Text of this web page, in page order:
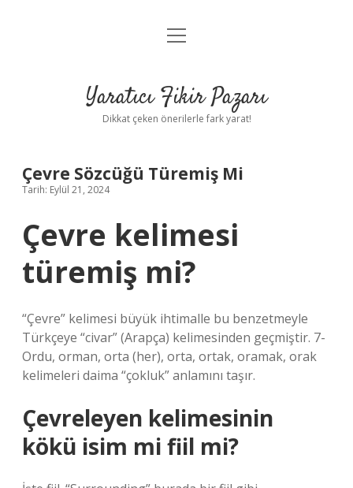
Anasayfa
Yasal Uyarı
menüyü
Yaratıcı Fikir Pazarı
Dikkat çeken önerilerle fark yarat!
Çevre Sözcüğü Türemiş Mi
Tarih: Eylül 21, 2024
Çevre kelimesi
türemiş mi?
“Çevre” kelimesi büyük ihtimalle bu benzetmeyle
Türkçeye “civar” (Arapça) kelimesinden geçmiştir. 7-
Ordu, orman, orta (her), orta, ortak, oramak, orak
kelimeleri daima “çokluk” anlamını taşır.
Çevreleyen kelimesinin
kökü isim mi fiil mi?